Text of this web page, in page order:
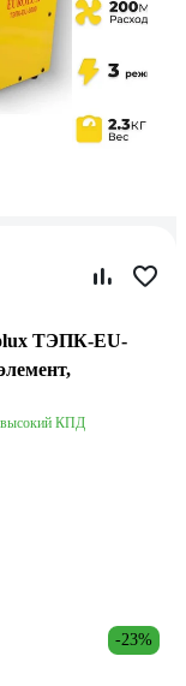
ТЭПК-EU-
высокий КПД
-23%